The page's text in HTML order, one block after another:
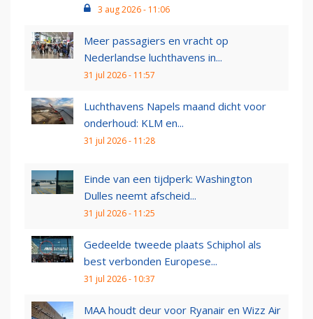
3 aug 2026 - 11:06
Meer passagiers en vracht op
Nederlandse luchthavens in...
31 jul 2026 - 11:57
Luchthavens Napels maand dicht voor
onderhoud: KLM en...
31 jul 2026 - 11:28
Einde van een tijdperk: Washington
Dulles neemt afscheid...
31 jul 2026 - 11:25
Gedeelde tweede plaats Schiphol als
best verbonden Europese...
31 jul 2026 - 10:37
MAA houdt deur voor Ryanair en Wizz Air